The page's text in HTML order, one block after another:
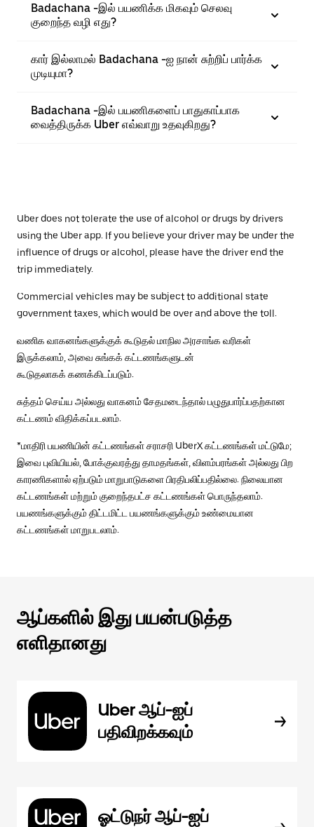
Badachana -இல் பயணிக்க மிகவும் செலவு
குறைந்த வழி எது?
கார் இல்லாமல் Badachana -ஐ நான் சுற்றிப் பார்க்க
முடியுமா?
Badachana -இல் பயணிகளைப் பாதுகாப்பாக
வைத்திருக்க Uber எவ்வாறு உதவுகிறது?
Uber does not tolerate the use of alcohol or drugs by drivers
using the Uber app. If you believe your driver may be under the
influence of drugs or alcohol, please have the driver end the
trip immediately.
Commercial vehicles may be subject to additional state
government taxes, which would be over and above the toll.
வணிக வாகனங்களுக்குக் கூடுதல் மாநில அரசாங்க வரிகள்
இருக்கலாம், அவை சுங்கக் கட்டணங்களுடன்
கூடுதலாகக் கணக்கிடப்படும்.
சுத்தம் செய்ய அல்லது வாகனம் சேதமடைந்தால் பழுதுபார்ப்பதற்கான
கட்டணம் விதிக்கப்படலாம்.
*மாதிரி பயணியின் கட்டணங்கள் சராசரி UberX கட்டணங்கள் மட்டுமே;
இவை புவியியல், போக்குவரத்து தாமதங்கள், விளம்பரங்கள் அல்லது பிற
காரணிகளால் ஏற்படும் மாறுபாடுகளை பிரதிபலிப்பதில்லை. நிலையான
கட்டணங்கள் மற்றும் குறைந்தபட்ச கட்டணங்கள் பொருந்தலாம்.
பயணங்களுக்கும் திட்டமிட்ட பயணங்களுக்கும் உண்மையான
கட்டணங்கள் மாறுபடலாம்.
ஆப்களில் இது பயன்படுத்த
எளிதானது
Uber ஆப்-ஐப்
பதிவிறக்கவும்
ஓட்டுநர் ஆப்-ஐப்